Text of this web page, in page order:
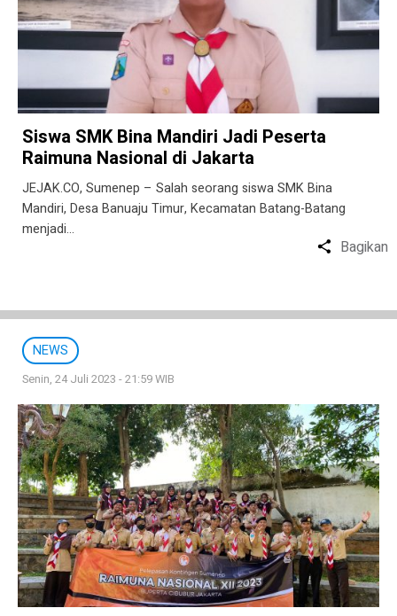
Siswa SMK Bina Mandiri Jadi Peserta
Raimuna Nasional di Jakarta
JEJAK.CO, Sumenep – Salah seorang siswa SMK Bina
Mandiri, Desa Banuaju Timur, Kecamatan Batang-Batang
menjadi…
Bagikan
NEWS
Senin, 24 Juli 2023 - 21:59 WIB